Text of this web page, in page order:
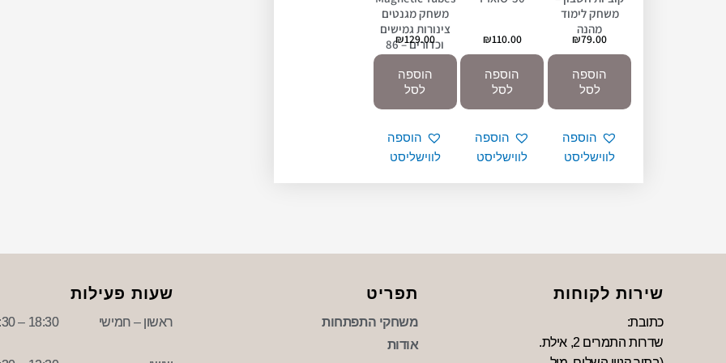
משחק לימוד
מהנה
₪79.00
הוספה
לסל
הוספה
לווישליסט
₪110.00
הוספה
לסל
הוספה
לווישליסט
משחק מגנטים
צינורות גמישים
וכדורים – 86
Superkids
₪129.00
הוספה
לסל
הוספה
לווישליסט
שירות לקוחות
כתובת:
שדרות התמרים 2, אילת.
תפריט
משחקי התפתחות
אודות
שעות פעילות
ראשון – חמישי 18:30 – 09:30